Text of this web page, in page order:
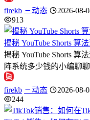
firekb 动态
2026-08-
913
揭秘 YouTube Shorts 算
揭秘 YouTube Shorts 算
阵系统多少钱的小编聊
firekb 动态
2026-08-
244